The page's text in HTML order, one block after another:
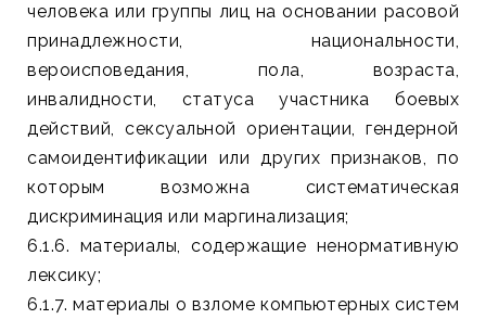
человека или группы лиц на основании расовой
принадлежности, национальности,
вероисповедания, пола, возраста,
инвалидности, статуса участника боевых
действий, сексуальной ориентации, гендерной
самоидентификации или других признаков, по
которым возможна систематическая
дискриминация или маргинализация;
6.1.6. материалы, содержащие ненормативную
лексику;
6.1.7. материалы о взломе компьютерных систем